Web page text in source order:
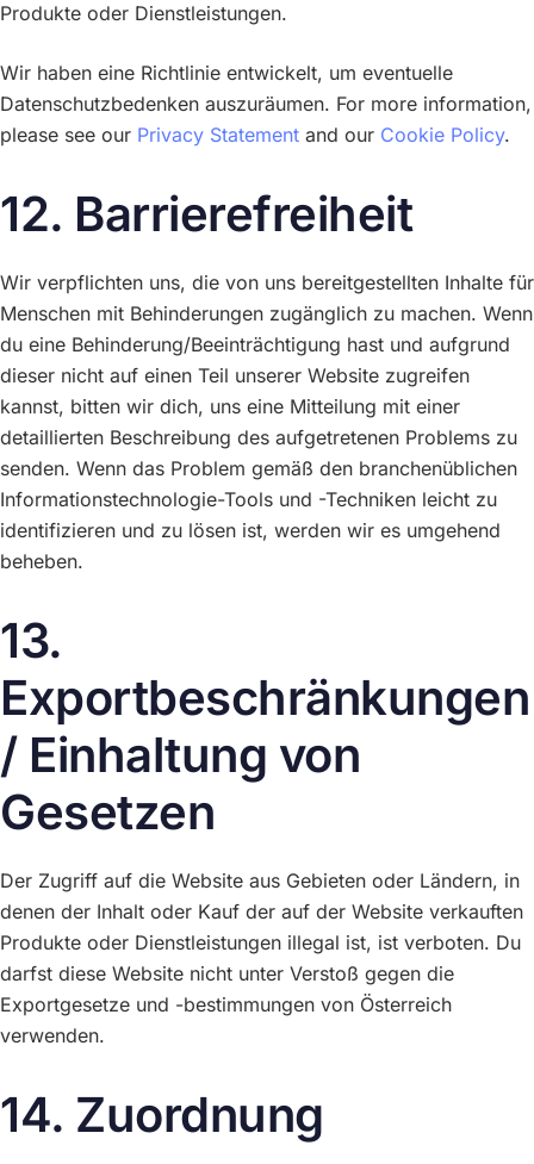
Produkte oder Dienstleistungen.
Wir haben eine Richtlinie entwickelt, um eventuelle
Datenschutzbedenken auszuräumen. For more information,
please see our Privacy Statement and our Cookie Policy.
12. Barrierefreiheit
Wir verpflichten uns, die von uns bereitgestellten Inhalte für
Menschen mit Behinderungen zugänglich zu machen. Wenn
du eine Behinderung/Beeinträchtigung hast und aufgrund
dieser nicht auf einen Teil unserer Website zugreifen
kannst, bitten wir dich, uns eine Mitteilung mit einer
detaillierten Beschreibung des aufgetretenen Problems zu
senden. Wenn das Problem gemäß den branchenüblichen
Informationstechnologie-Tools und -Techniken leicht zu
identifizieren und zu lösen ist, werden wir es umgehend
beheben.
13.
Exportbeschränkungen
/ Einhaltung von
Gesetzen
Der Zugriff auf die Website aus Gebieten oder Ländern, in
denen der Inhalt oder Kauf der auf der Website verkauften
Produkte oder Dienstleistungen illegal ist, ist verboten. Du
darfst diese Website nicht unter Verstoß gegen die
Exportgesetze und -bestimmungen von Österreich
verwenden.
14. Zuordnung